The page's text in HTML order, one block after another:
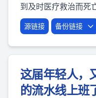
到及时医疗救治而死
源链接 备份链接
这届年轻人，
的流水线上班